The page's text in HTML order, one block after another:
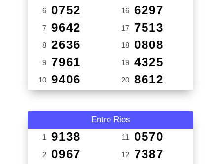
6 0752
7 9642
8 2636
9 7961
10 9406
16 6297
17 7513
18 0808
19 4325
20 8612
Entre Rios
1 9138
2 0967
11 0570
12 7387